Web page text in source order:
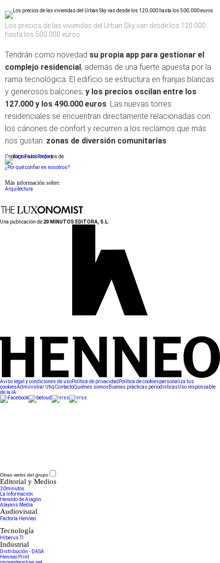
Los precios de las viviendas del Urban Sky van desde los 120.000
hasta los 500.000 euros
Tendrán como novedad su propia app para gestionar el
complejo residencial, además de una fuerte apuesta por la
rama tecnológica. El edificio se estructura en franjas blancas
y generosos balcones, y los precios oscilan entre los
127.000 y los 490.000 euros. Las nuevas torres
residenciales se encuentran directamente relacionadas con
los cánones de confort y recurren a los reclamos que más
nos gustan: zonas de diversión comunitarias
Conforme a los criterios de
¿Por qué confiar en nosotros?
Más información sobre:
Arquitectura
Una publicación de:20 MINUTOS EDITORA, S.L.
Aviso legal y condiciones de usoPolítica de privacidad Política de cookiespersonaliza tus
cookiesAdministrar UtiqContactoQuiénes somos Buenas prácticas periodísticasUso responsable
de la IA
Otras webs del grupo
Editorial y Medios
20minutos
La Información
Heraldo de Aragón
Alayans Media
Audiovisual
Factoría Henneo
Tecnología
Hiberus TI
Industrial
Distribución - DASA
Henneo Print